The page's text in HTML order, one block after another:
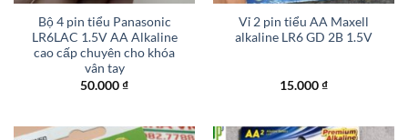
Bộ 4 pin tiểu Panasonic
LR6LAC 1.5V AA Alkaline
cao cấp chuyên cho khóa
vân tay
50.000₫
Vỉ 2 pin tiểu AA Maxell
alkaline LR6 GD 2B 1.5V
15.000₫